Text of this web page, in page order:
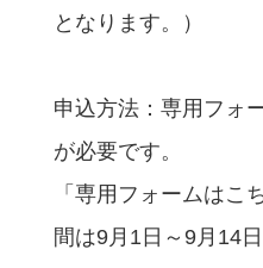
となります。）
申込方法：専用フォ
が必要です。
「専用フォームはこ
間は9月1日～9月14